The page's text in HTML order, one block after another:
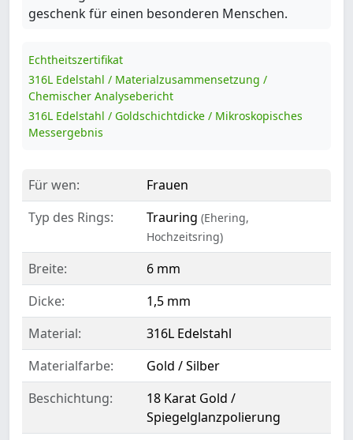
geschenk für einen besonderen Menschen.
Echtheitszertifikat
316L Edelstahl / Materialzusammensetzung /
Chemischer Analysebericht
316L Edelstahl / Goldschichtdicke / Mikroskopisches
Messergebnis
Für wen:
Frauen
Typ des Rings:
Trauring (Ehering,
Hochzeitsring)
Breite:
6 mm
Dicke:
1,5 mm
Material:
316L Edelstahl
Materialfarbe:
Gold / Silber
Beschichtung:
18 Karat Gold /
Spiegelglanzpolierung